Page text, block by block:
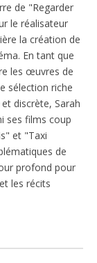
de "Regarder
le réalisateur
la création de
En tant que
les œuvres de
sélection riche
discrète, Sarah
ses films coup
et "Taxi
de
profond pour
les récits